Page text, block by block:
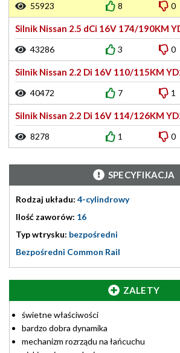
55923 8 0
Silnik Nissan 2.5 dCi 16V 174/190KM
43286 3 0
Silnik Nissan 2.2 Di 16V 110/115KM
40472 7 1
Silnik Nissan 2.2 Di 16V 114/126KM
8278 1 0
SPECYFIKACJA
Rodzaj układu: 4-cylindrowy
Ilość zaworów: 16
Typ wtrysku: bezpośredni
Bezpośredni Common Rail
ZALETY
świetne właściwości
bardzo dobra dynamika
mechanizm rozrządu na łańcuchu